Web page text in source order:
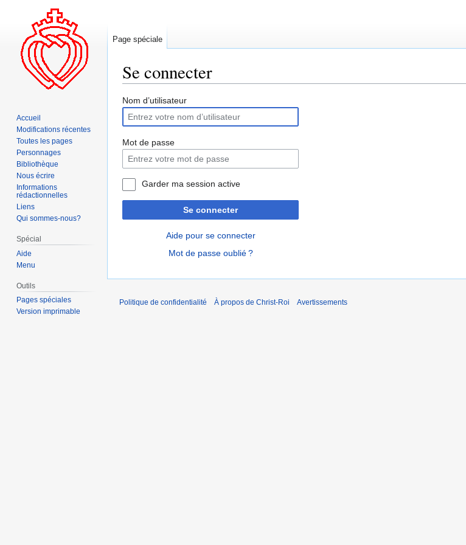
Se connecter
Aller
la
navigation
Aller
la
recherche
Nom d’utilisateur
Mot de passe
Garder ma session active
Se connecter
Aide pour se connecter
Mot de passe oublié ?
Page spéciale
Accueil
Modifications récentes
Toutes les pages
Personnages
Bibliothèque
Nous écrire
Informations
rédactionnelles
Liens
Qui sommes-nous?
Spécial
Aide
Menu
Outils
Pages spéciales
Version imprimable
Politique de confidentialité À propos de Christ-Roi Avertissements